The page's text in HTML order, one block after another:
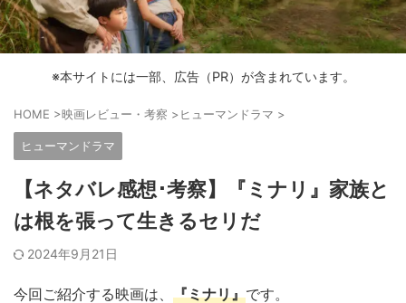
※本サイトには一部、広告（PR）が含まれています。
HOME >映画レビュー・考察 >ヒューマンドラマ >
ヒューマンドラマ
【ネタバレ感想･考察】『ミナリ』家族と
は根を張って生きるセリだ
2024年9月21日
今回ご紹介する映画は、 『ミナリ』です。